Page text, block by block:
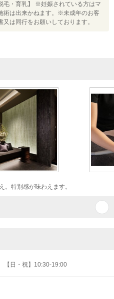
毛・育乳】 ※妊娠されている方はマ
術は出来かねます。※未成年のお客
は同行をお願いしております。
。特別感が味わえます。
【日・祝】10:30-19:00